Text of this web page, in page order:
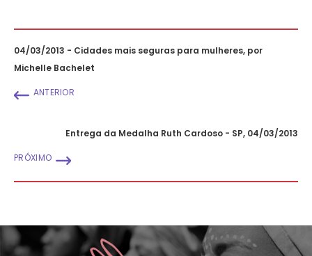
04/03/2013 - Cidades mais seguras para mulheres, por
Michelle Bachelet
ANTERIOR
Entrega da Medalha Ruth Cardoso - SP, 04/03/2013
PRÓXIMO